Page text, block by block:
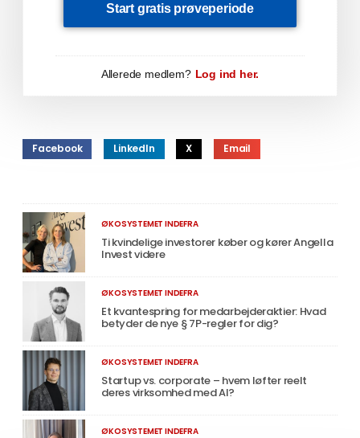
Start gratis prøveperiode
Allerede medlem? Log ind her.
Facebook LinkedIn X Email
ØKOSYSTEMET INDEFRA
Ti kvindelige investorer køber og kører Angella
Invest videre
ØKOSYSTEMET INDEFRA
Et kvantespring for medarbejderaktier: Hvad
betyder de nye § 7P-regler for dig?
ØKOSYSTEMET INDEFRA
Startup vs. corporate – hvem løfter reelt
deres virksomhed med AI?
ØKOSYSTEMET INDEFRA